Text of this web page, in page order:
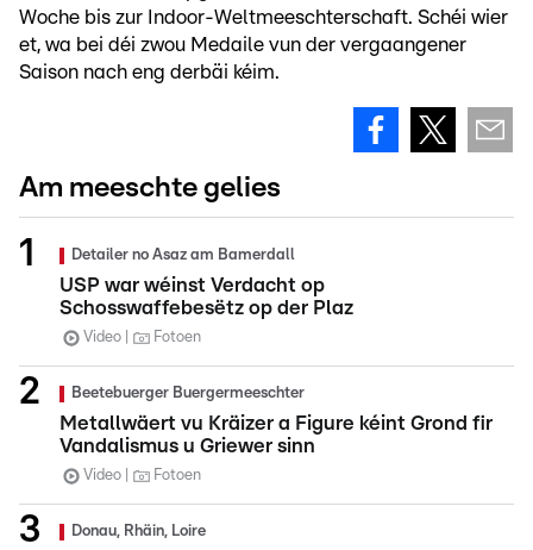
Woche bis zur Indoor-Weltmeeschterschaft. Schéi wier
et, wa bei déi zwou Medaile vun der vergaangener
Saison nach eng derbäi kéim.
Am meeschte gelies
Detailer no Asaz am Bamerdall
USP war wéinst Verdacht op
Schosswaffebesëtz op der Plaz
Video Fotoen
Beetebuerger Buergermeeschter
Metallwäert vu Kräizer a Figure kéint Grond fir
Vandalismus u Griewer sinn
Video Fotoen
Donau, Rhäin, Loire